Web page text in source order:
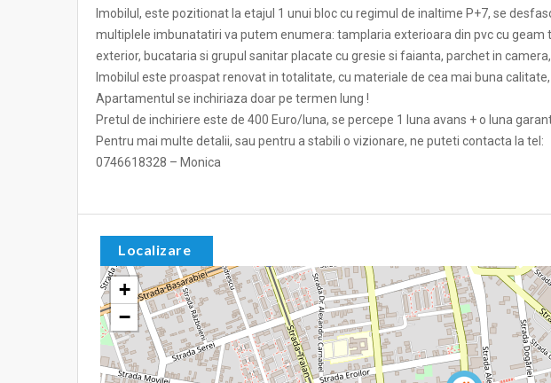
Imobilul, este pozitionat la etajul 1 unui bloc cu regimul de inaltime P+7, se
multiplele imbunatatiri va putem enumera: tamplaria exterioara din pvc cu
exterior, bucataria si grupul sanitar placate cu gresie si faianta, parchet in
Imobilul este proaspat renovat in totalitate, cu materiale de cea mai buna
Apartamentul se inchiriaza doar pe termen lung !
Pretul de inchiriere este de 400 Euro/luna, se percepe 1 luna avans + o luna
Pentru mai multe detalii, sau pentru a stabili o vizionare, ne puteti contacta la tel:
0746618328 – Monica
Localizare
+
−